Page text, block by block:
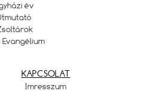
év
Evangélium
KAPCSOLAT
Imresszum